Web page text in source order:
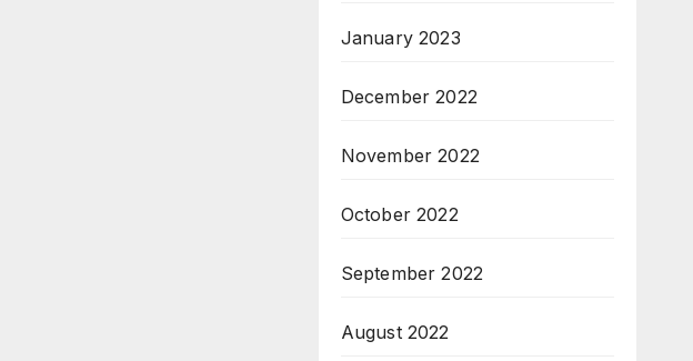
January 2023
December 2022
November 2022
October 2022
September 2022
August 2022